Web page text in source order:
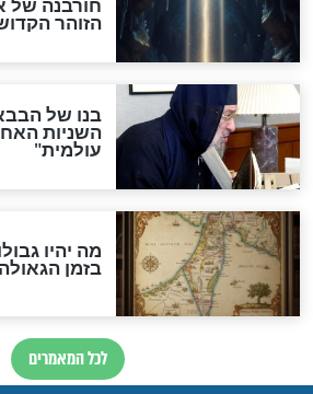
האם לאחר בוא
אפשר לחזור
לכל המאמרים
להמתקת